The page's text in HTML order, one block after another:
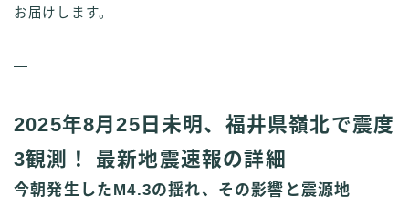
お届けします。
—
2025年8月25日未明、福井県嶺北で震度
3観測！ 最新地震速報の詳細
今朝発生したM4.3の揺れ、その影響と震源地